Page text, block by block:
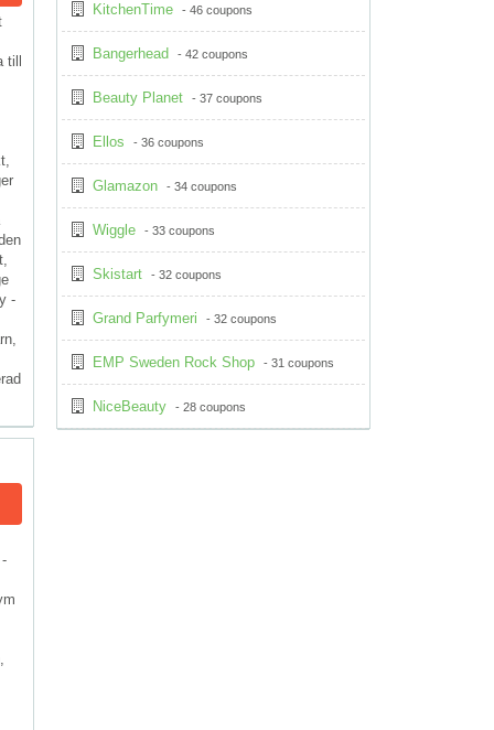
-
KitchenTime - 46 coupons
Bangerhead - 42 coupons
Beauty Planet - 37 coupons
Ellos - 36 coupons
Glamazon - 34 coupons
Wiggle - 33 coupons
Skistart - 32 coupons
Grand Parfymeri - 32 coupons
EMP Sweden Rock Shop - 31 coupons
NiceBeauty - 28 coupons